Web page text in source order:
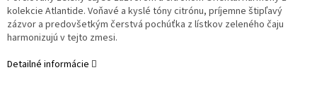
kolekcie Atlantide. Voňavé a kyslé tóny citrónu, príjemne štipľavý
zázvor a predovšetkým čerstvá pochúťka z lístkov zeleného čaju
harmonizujú v tejto zmesi.
Detailné informácie